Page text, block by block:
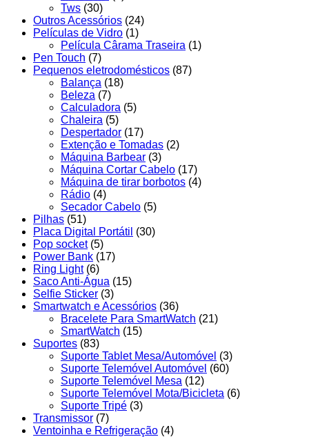
Tws (30)
Outros Acessórios (24)
Películas de Vidro (1)
Película Cârama Traseira (1)
Pen Touch (7)
Pequenos eletrodomésticos (87)
Balança (18)
Beleza (7)
Calculadora (5)
Chaleira (5)
Despertador (17)
Extenção e Tomadas (2)
Máquina Barbear (3)
Máquina Cortar Cabelo (17)
Máquina de tirar borbotos (4)
Rádio (4)
Secador Cabelo (5)
Pilhas (51)
Placa Digital Portátil (30)
Pop socket (5)
Power Bank (17)
Ring Light (6)
Saco Anti-Água (15)
Selfie Sticker (3)
Smartwatch e Acessórios (36)
Bracelete Para SmartWatch (21)
SmartWatch (15)
Suportes (83)
Suporte Tablet Mesa/Automóvel (3)
Suporte Telemóvel Automóvel (60)
Suporte Telemóvel Mesa (12)
Suporte Telemóvel Mota/Bicicleta (6)
Suporte Tripé (3)
Transmissor (7)
Ventoinha e Refrigeração (4)